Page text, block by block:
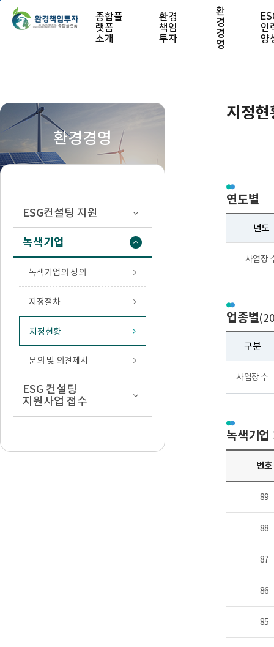
본문 바로가기
종합플
랫폼
소개
환경
책임
투자
환
경
경
영
인
양
환경경영
ESG컨설팅 지원
녹색기업
녹색기업의 정의
지정절차
지정현황
문의 및 의견제시
ESG 컨설팅
지원사업 접수
지정현
연도별
년도
사업장
업종별
구분
사업장 수
녹색기
번호
89
88
87
86
85